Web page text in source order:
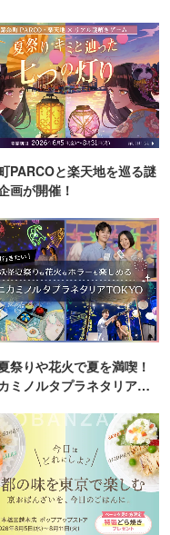
PARCOと楽天地を巡る謎
画が開催！
祭りや花火で夏を満喫！
ミノルタプラネタリア